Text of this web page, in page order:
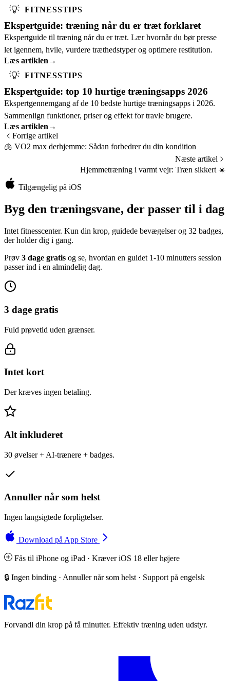
💡 FITNESSTIPS
Ekspertguide: træning når du er træt forklaret
Ekspertguide til træning når du er træt. Lær hvornår du bør presse
let igennem, hvile, vurdere træthedstyper og optimere restitution.
Læs artiklen→
💡 FITNESSTIPS
Ekspertguide: top 10 hurtige træningsapps 2026
Ekspertgennemgang af de 10 bedste hurtige træningsapps i 2026.
Sammenlign funktioner, priser og effekt for travle brugere.
Læs artiklen→
Forrige artikel
🫁 VO2 max derhjemme: Sådan forbedrer du din kondition
Næste artikel
Hjemmetræning i varmt vejr: Træn sikkert ☀️
Tilgængelig på iOS
Byg den træningsvane, der passer til i dag
Intet fitnesscenter. Kun din krop, guidede bevægelser og 32 badges,
der holder dig i gang.
Prøv 3 dage gratis og se, hvordan en guidet 1-10 minutters session
passer ind i en almindelig dag.
3 dage gratis
Fuld prøvetid uden grænser.
Intet kort
Der kræves ingen betaling.
Alt inkluderet
30 øvelser + AI-trænere + badges.
Annuller når som helst
Ingen langsigtede forpligtelser.
Download på App Store
Fås til iPhone og iPad · Kræver iOS 18 eller højere
🔒 Ingen binding · Annuller når som helst · Support på engelsk
Forvandl din krop på få minutter. Effektiv træning uden udstyr.